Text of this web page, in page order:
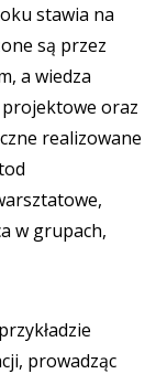
stawia na
są przez
a wiedza
oraz
realizowane
w grupach,
prowadząc